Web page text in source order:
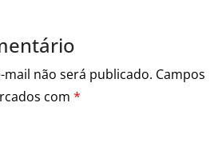
mail não será publicado. Campos
com *